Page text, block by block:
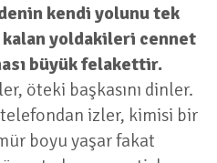
kendi yolunu tek
kalan yoldakileri cennet
büyük felakettir.
öteki başkasını dinler.
izler, kimisi bir
boyu yaşar fakat